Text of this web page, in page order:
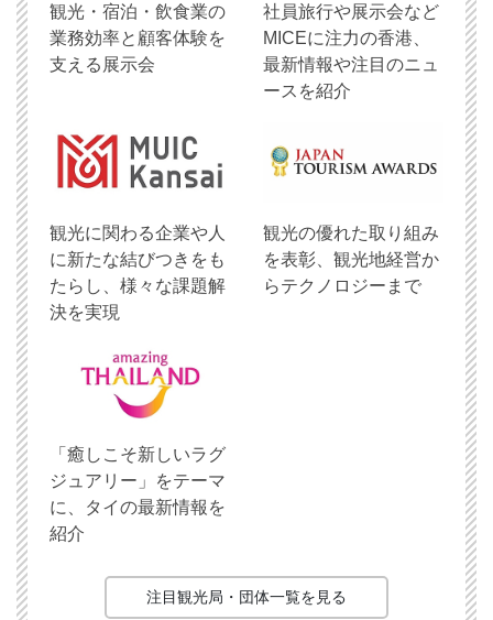
観光・宿泊・飲食業の
業務効率と顧客体験を
支える展示会
社員旅行や展示会など
MICEに注力の香港、
最新情報や注目のニュ
ースを紹介
観光に関わる企業や人
に新たな結びつきをも
たらし、様々な課題解
決を実現
観光の優れた取り組み
を表彰、観光地経営か
らテクノロジーまで
「癒しこそ新しいラグ
ジュアリー」をテーマ
に、タイの最新情報を
紹介
注目観光局・団体一覧を見る